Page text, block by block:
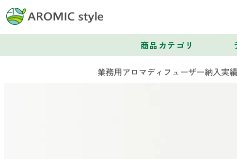
商品カテゴリ
業務用アロマディフューザー納入実